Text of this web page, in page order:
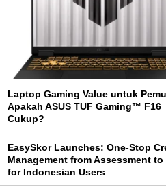
Laptop Gaming Value untuk
Apakah ASUS TUF Gaming™ F16
Cukup?
EasySkor Launches: One-Stop
Management from Assessment to
for Indonesian Users